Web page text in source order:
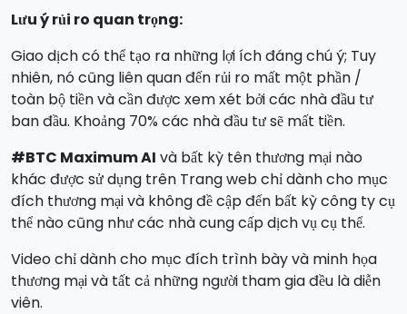
Lưu ý rủi ro quan trọng:
Giao dịch có thể tạo ra những lợi ích đáng chú ý; Tuy
nhiên, nó cũng liên quan đến rủi ro mất một phần /
toàn bộ tiền và cần được xem xét bởi các nhà đầu tư
ban đầu. Khoảng 70% các nhà đầu tư sẽ mất tiền.
#BTC Maximum AI và bất kỳ tên thương mại nào
khác được sử dụng trên Trang web chỉ dành cho mục
đích thương mại và không đề cập đến bất kỳ công ty cụ
thể nào cũng như các nhà cung cấp dịch vụ cụ thể.
Video chỉ dành cho mục đích trình bày và minh họa
thương mại và tất cả những người tham gia đều là diễn
viên.